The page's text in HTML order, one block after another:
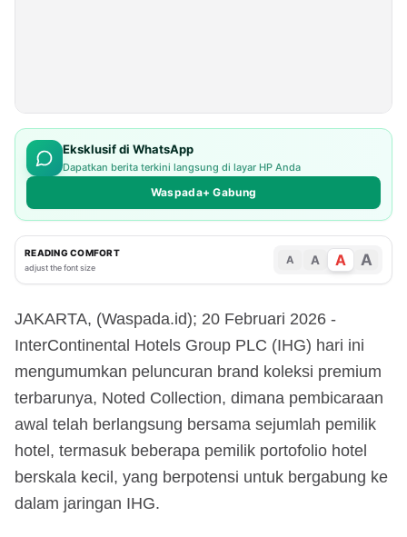
Eksklusif di WhatsApp
Dapatkan berita terkini langsung di layar HP Anda
Waspada+ Gabung
READING COMFORT
adjust the font size
A A A A
JAKARTA, (Waspada.id); 20 Februari 2026 -
InterContinental Hotels Group PLC (IHG) hari ini
mengumumkan peluncuran brand koleksi premium
terbarunya, Noted Collection, dimana pembicaraan
awal telah berlangsung bersama sejumlah pemilik
hotel, termasuk beberapa pemilik portofolio hotel
berskala kecil, yang berpotensi untuk bergabung ke
dalam jaringan IHG.